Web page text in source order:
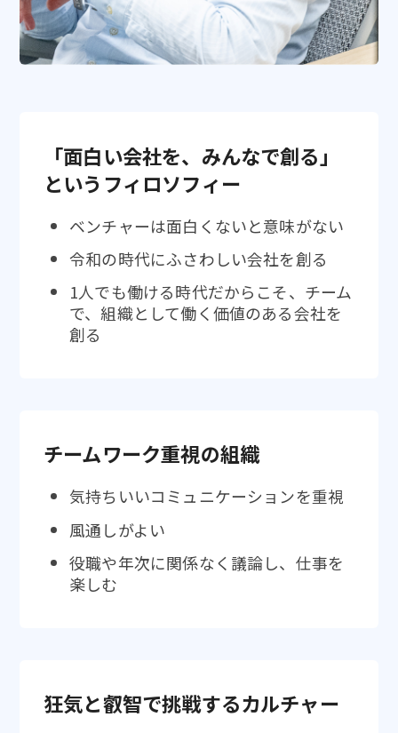
「面白い会社を、みんなで創る」
というフィロソフィー
ベンチャーは面白くないと意味がない
令和の時代にふさわしい会社を創る
1人でも働ける時代だからこそ、チーム
で、組織として働く価値のある会社を
創る
チームワーク重視の組織
気持ちいいコミュニケーションを重視
風通しがよい
役職や年次に関係なく議論し、仕事を
楽しむ
狂気と叡智で挑戦するカルチャー